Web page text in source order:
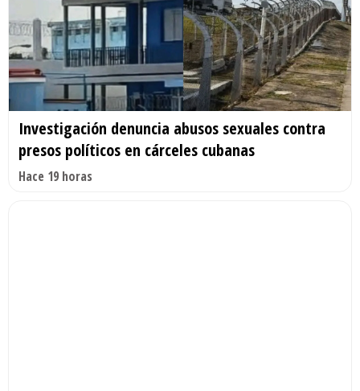
Investigación denuncia abusos sexuales contra
presos políticos en cárceles cubanas
Hace 19 horas